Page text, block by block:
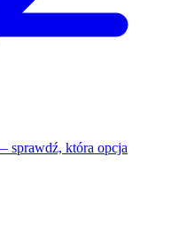
sprawdź, która opcja